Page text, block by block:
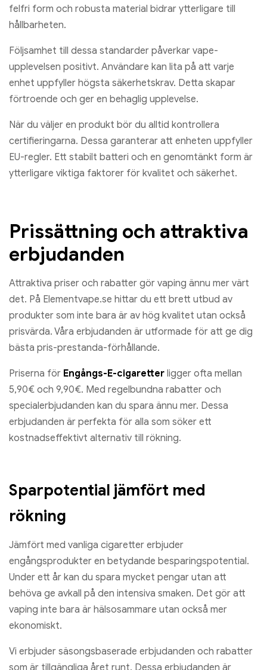
felfri form och robusta material bidrar ytterligare till
hållbarheten.
Följsamhet till dessa standarder påverkar vape-
upplevelsen positivt. Användare kan lita på att varje
enhet uppfyller högsta säkerhetskrav. Detta skapar
förtroende och ger en behaglig upplevelse.
När du väljer en produkt bör du alltid kontrollera
certifieringarna. Dessa garanterar att enheten uppfyller
EU-regler. Ett stabilt batteri och en genomtänkt form är
ytterligare viktiga faktorer för kvalitet och säkerhet.
Prissättning och attraktiva
erbjudanden
Attraktiva priser och rabatter gör vaping ännu mer värt
det. På Elementvape.se hittar du ett brett utbud av
produkter som inte bara är av hög kvalitet utan också
prisvärda. Våra erbjudanden är utformade för att ge dig
bästa pris-prestanda-förhållande.
Priserna för Engångs-E-cigaretter ligger ofta mellan
5,90€ och 9,90€. Med regelbundna rabatter och
specialerbjudanden kan du spara ännu mer. Dessa
erbjudanden är perfekta för alla som söker ett
kostnadseffektivt alternativ till rökning.
Sparpotential jämfört med
rökning
Jämfört med vanliga cigaretter erbjuder
engångsprodukter en betydande besparingspotential.
Under ett år kan du spara mycket pengar utan att
behöva ge avkall på den intensiva smaken. Det gör att
vaping inte bara är hälsosammare utan också mer
ekonomiskt.
Vi erbjuder säsongsbaserade erbjudanden och rabatter